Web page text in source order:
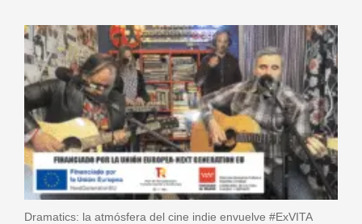
Dramatics: la atmósfera del cine indie envuelve #ExVITA